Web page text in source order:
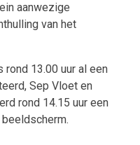
aanwezige
van het
rond 13.00 uur al een
Sep Vloet en
rond 14.15 uur een